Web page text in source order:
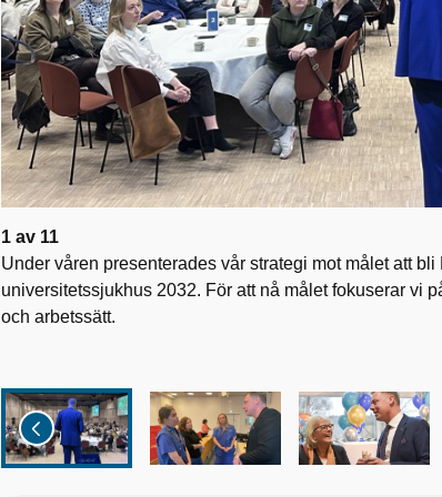
1 av 11
Under våren presenterades vår strategi mot målet att
universitetssjukhus 2032. För att nå målet fokuserar vi
och arbetssätt.